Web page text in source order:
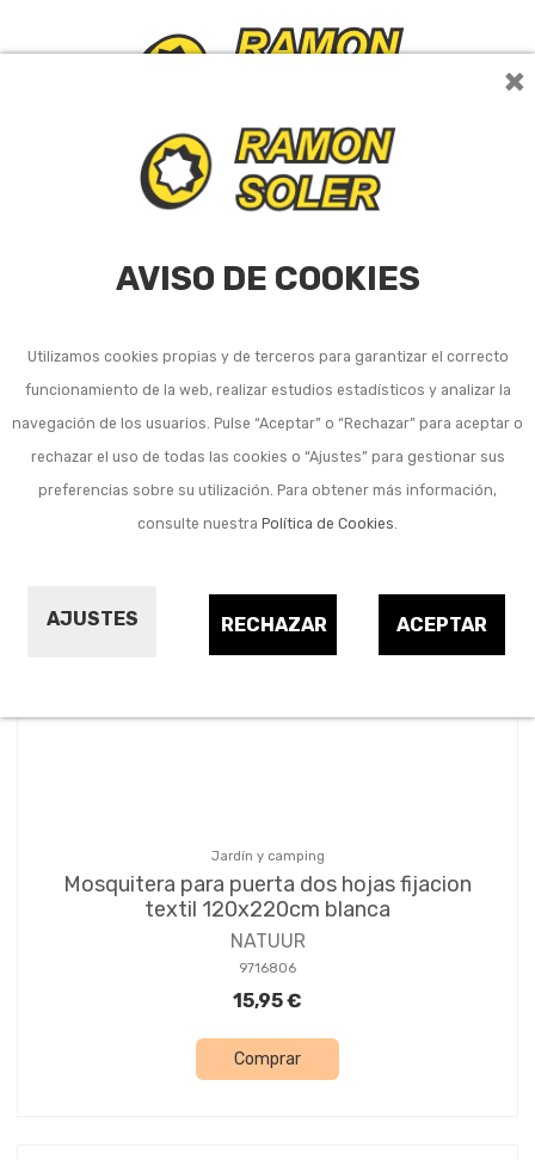
×
AVISO DE COOKIES
Utilizamos cookies propias y de terceros para garantizar el correcto
funcionamiento de la web, realizar estudios estadísticos y analizar la
navegación de los usuarios. Pulse “Aceptar” o “Rechazar” para aceptar o
rechazar el uso de todas las cookies o “Ajustes” para gestionar sus
preferencias sobre su utilización. Para obtener más información,
consulte nuestra Política de Cookies.
AJUSTES ACEPTAR
RECHAZAR
Telas mosquiteras y kits
1 2 3 Ordenar por: 24
Jardín y camping
Mosquitera para puerta dos hojas fijacion
textil 120x220cm blanca
NATUUR
9716806
15,95 €
Comprar